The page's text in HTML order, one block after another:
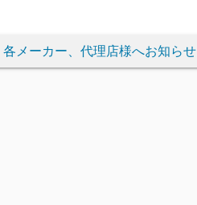
各メーカー、代理店様へお知らせ